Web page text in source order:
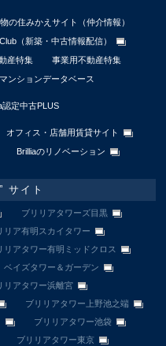
の住みかえサイト（仲介情報）
（新築・中古情報配信）
産特集
事業用不動産特集
マンションデータベース
認定中古PLUS
オフィス・店舗用賃貸サイト
Brilliaのリノベーション
サイト
ブリリアタワーズ目黒
リア有明スカイタワー
リアタワー有明ミッドクロス
ベイズタワー＆ガーデン
リアタワー浜離宮
ブリリアタワー上野池之端
ブリリアタワー池袋
ブリリアタワー東京